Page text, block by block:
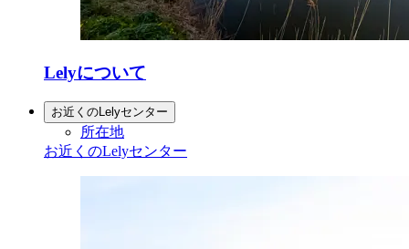
Lelyについて
お近くのLelyセンター
所在地
お近くのLelyセンター